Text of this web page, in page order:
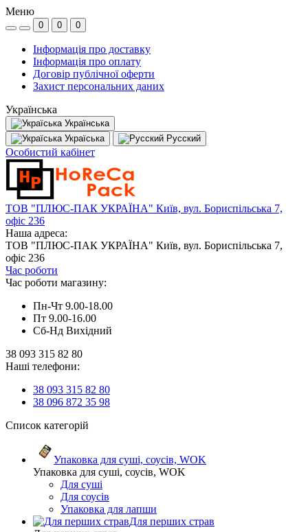
Меню
0 0 0
Інформація про доставку
Інформація про оплату
Договір публічної оферти
Захист персональних даних
Українська
Українська
Україська
Русский
Особистий кабінет
ТОВ "ПЛЮС-ПАК УКРАЇНА" Київ, вул. Бориспільська 7,
офіс 236
Наша адреса:
ТОВ "ПЛЮС-ПАК УКРАЇНА" Київ, вул. Бориспільська 7,
офіс 236
Час роботи
Час роботи магазину:
Пн-Чт 9.00-18.00
Пт 9.00-16.00
Сб-Нд Вихідний
38 093 315 82 80
Наші телефони:
38 093 315 82 80
38 096 872 35 98
Список категорій
Упаковка для суші, соусів, WOK
Упаковка для суші, соусів, WOK
Для суші
Для соусів
Упаковка для лапши
Для перших страв